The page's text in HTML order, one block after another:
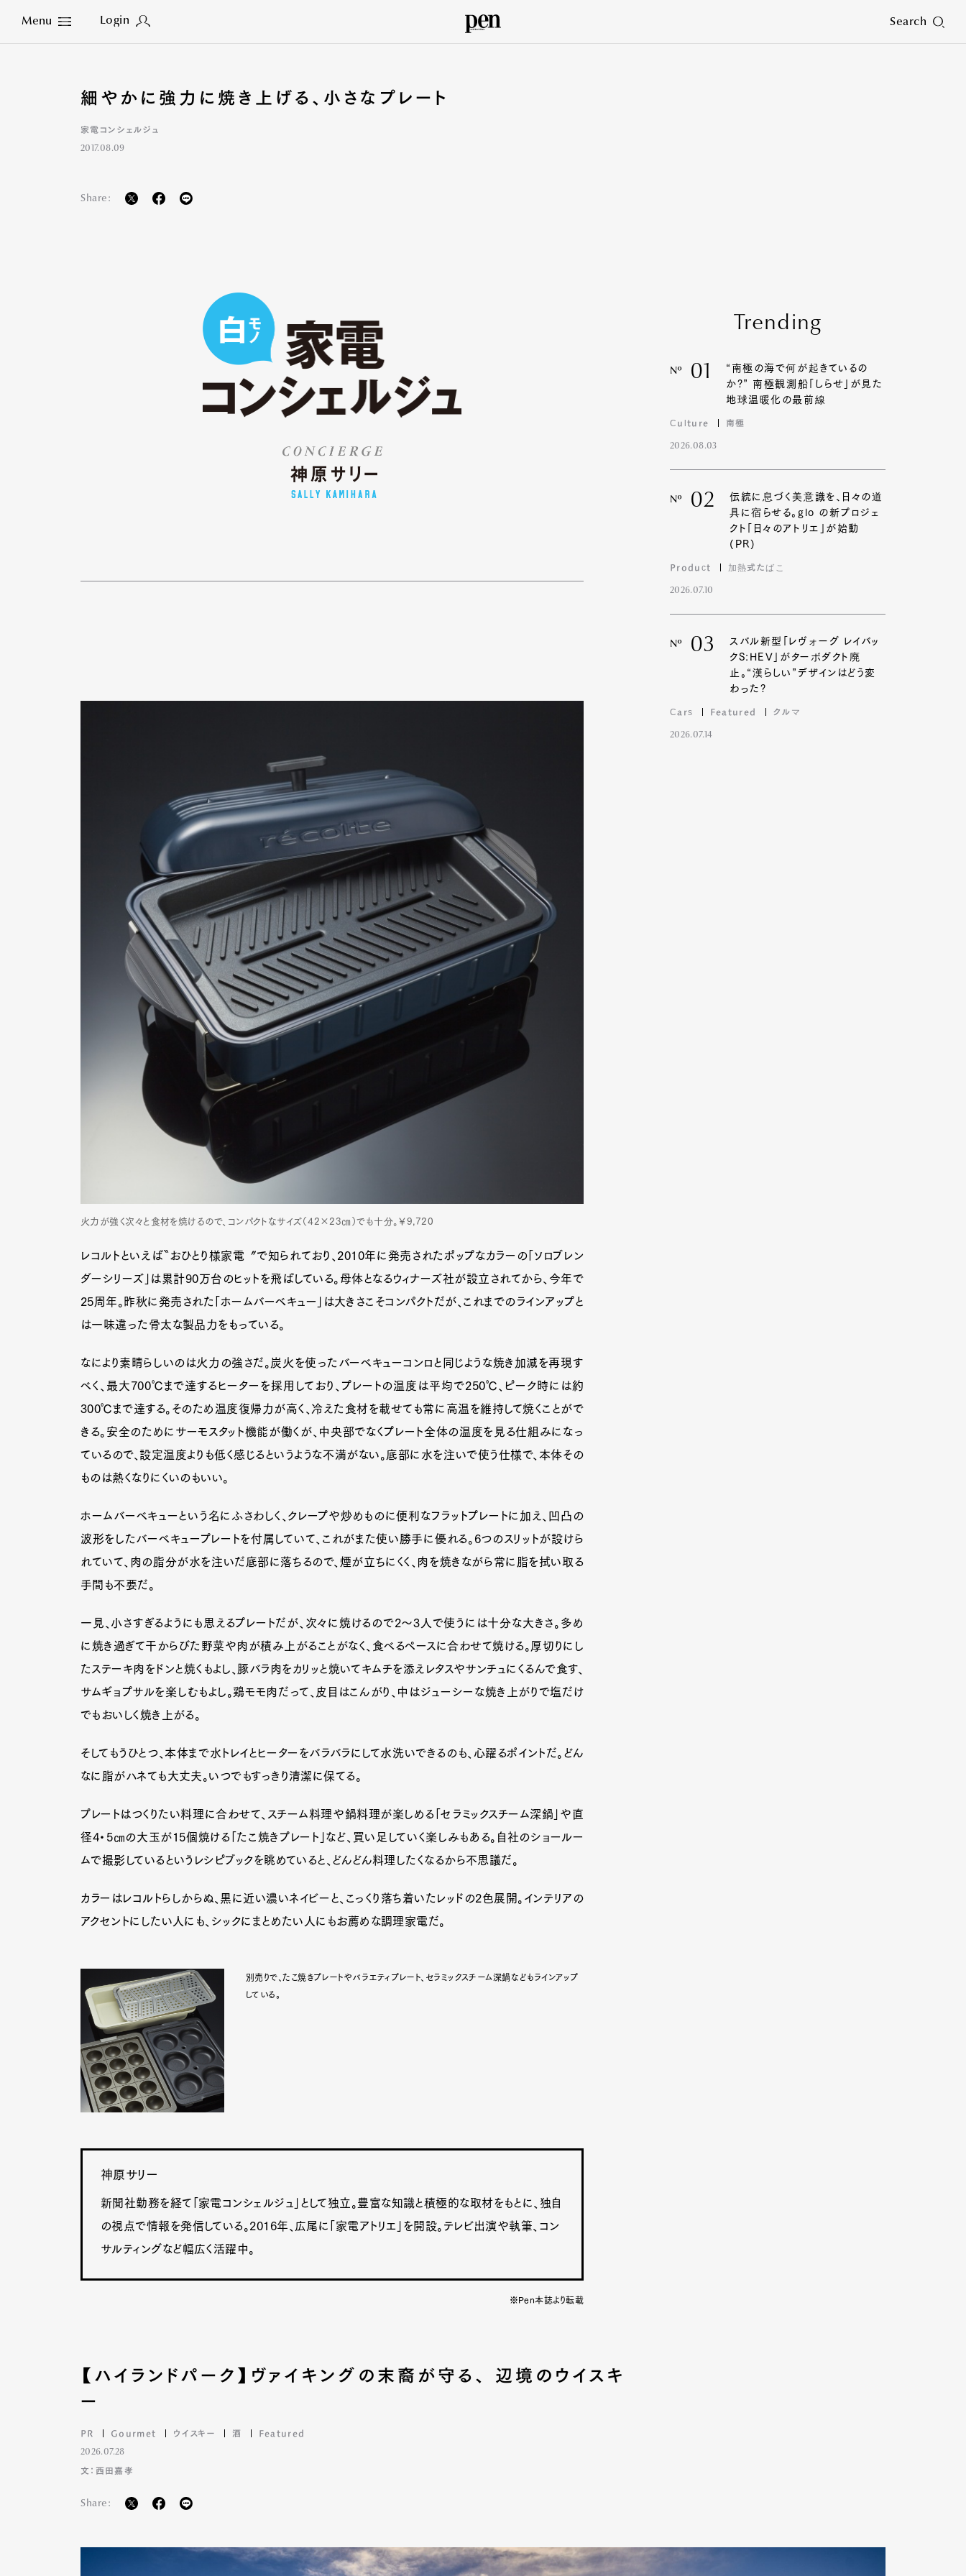
Menu Login Search
Close
Art&Design Watch
Fashion
Gourmet
Cars Product
Culture
Pen Membership Magazine Official Columnist
細やかに強力に焼き上げる、小さなプレート
家電コンシェルジュ
2017.08.09
Share:
火力が強く次々と食材を焼けるので、コンパクトなサイズ（42×23㎝）でも十分。￥9,720
レコルトといえば〝おひとり様家電〞で知られており、2010年に発売されたポップなカラーの「ソロブレン
ダーシリーズ」は累計90万台のヒットを飛ばしている。母体となるウィナーズ社が設立されてから、今年で
25周年。昨秋に発売された「ホームバーベキュー」は大きさこそコンパクトだが、これまでのラインアップと
は一味違った骨太な製品力をもっている。
なにより素晴らしいのは火力の強さだ。炭火を使ったバーベキューコンロと同じような焼き加減を再現す
べく、最大700℃まで達するヒーターを採用しており、プレートの温度は平均で250℃、ピーク時には約
300℃まで達する。そのため温度復帰力が高く、冷えた食材を載せても常に高温を維持して焼くことがで
きる。安全のためにサーモスタット機能が働くが、中央部でなくプレート全体の温度を見る仕組みになっ
ているので、設定温度よりも低く感じるというような不満がない。底部に水を注いで使う仕様で、本体その
ものは熱くなりにくいのもいい。
ホームバーベキューという名にふさわしく、クレープや炒めものに便利なフラットプレートに加え、凹凸の
波形をしたバーベキュープレートを付属していて、これがまた使い勝手に優れる。6つのスリットが設けら
れていて、肉の脂分が水を注いだ底部に落ちるので、煙が立ちにくく、肉を焼きながら常に脂を拭い取る
手間も不要だ。
一見、小さすぎるようにも思えるプレートだが、次々に焼けるので2〜3人で使うには十分な大きさ。多め
に焼き過ぎて干からびた野菜や肉が積み上がることがなく、食べるペースに合わせて焼ける。厚切りにし
たステーキ肉をドンと焼くもよし、豚バラ肉をカリッと焼いてキムチを添えレタスやサンチュにくるんで食す、
サムギョプサルを楽しむもよし。鶏モモ肉だって、皮目はこんがり、中はジューシーな焼き上がりで塩だけ
でもおいしく焼き上がる。
そしてもうひとつ、本体まで水トレイとヒーターをバラバラにして水洗いできるのも、心躍るポイントだ。どん
なに脂がハネても大丈夫。いつでもすっきり清潔に保てる。
プレートはつくりたい料理に合わせて、スチーム料理や鍋料理が楽しめる「セラミックスチーム深鍋」や直
径4・5㎝の大玉が15個焼ける「たこ焼きプレート」など、買い足していく楽しみもある。自社のショールー
ムで撮影しているというレシピブックを眺めていると、どんどん料理したくなるから不思議だ。
カラーはレコルトらしからぬ、黒に近い濃いネイビーと、こっくり落ち着いたレッドの2色展開。インテリアの
アクセントにしたい人にも、シックにまとめたい人にもお薦めな調理家電だ。
別売りで、たこ焼きプレートやバラエティプレート、セラミックスチーム深鍋などもラインアップ
している。
神原サリー
新聞社勤務を経て「家電コンシェルジュ」として独立。豊富な知識と積極的な取材をもとに、独自
の視点で情報を発信している。2016年、広尾に「家電アトリエ」を開設。テレビ出演や執筆、コン
サルティングなど幅広く活躍中。
※Pen本誌より転載
Trending
Nº 01
“南極の海で何が起きているの
か?” 南極観測船「しらせ」が見た
地球温暖化の最前線
Culture 南極
2026.08.03
Nº 02
伝統に息づく美意識を、日々の道
具に宿らせる。glo の新プロジェ
クト「日々のアトリエ」が始動
(PR)
Product 加熱式たばこ
2026.07.10
Nº 03
スバル新型「レヴォーグ レイバッ
クS:HEV」がターボダクト廃
止。“漢らしい”デザインはどう変
わった?
Cars Featured クルマ
2026.07.14
【ハイランドパーク】ヴァイキングの末裔が守る、 辺境のウイスキ
ー
PR Gourmet ウイスキー 酒 Featured
2026.07.28
文：西田嘉孝
Share: